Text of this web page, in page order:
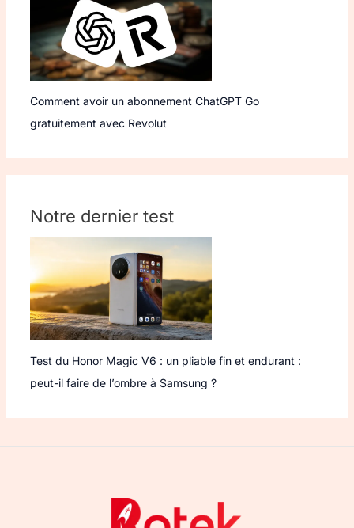
Comment avoir un abonnement ChatGPT Go
gratuitement avec Revolut
Notre dernier test
Test du Honor Magic V6 : un pliable fin et endurant :
peut-il faire de l’ombre à Samsung ?